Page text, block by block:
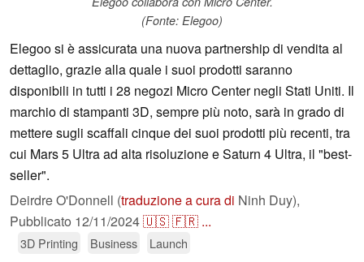
(Fonte: Elegoo)
Elegoo si è assicurata una nuova partnership di vendita al
dettaglio, grazie alla quale i suoi prodotti saranno
disponibili in tutti i 28 negozi Micro Center negli Stati Uniti. Il
marchio di stampanti 3D, sempre più noto, sarà in grado di
mettere sugli scaffali cinque dei suoi prodotti più recenti, tra
cui Mars 5 Ultra ad alta risoluzione e Saturn 4 Ultra, il "best-
seller".
Deirdre O'Donnell (traduzione a cura di Ninh Duy),
Pubblicato 12/11/2024🇺🇸🇫🇷 ...
3D Printing Business Launch